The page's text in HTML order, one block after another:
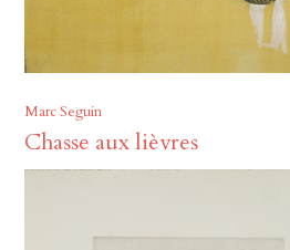
Marc Seguin
Chasse aux lièvres